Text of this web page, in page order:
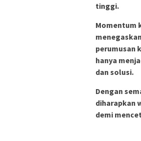
tinggi.
Momentum
perumusan
hanya
dan solusi.
Dengan
diharapkan
demi